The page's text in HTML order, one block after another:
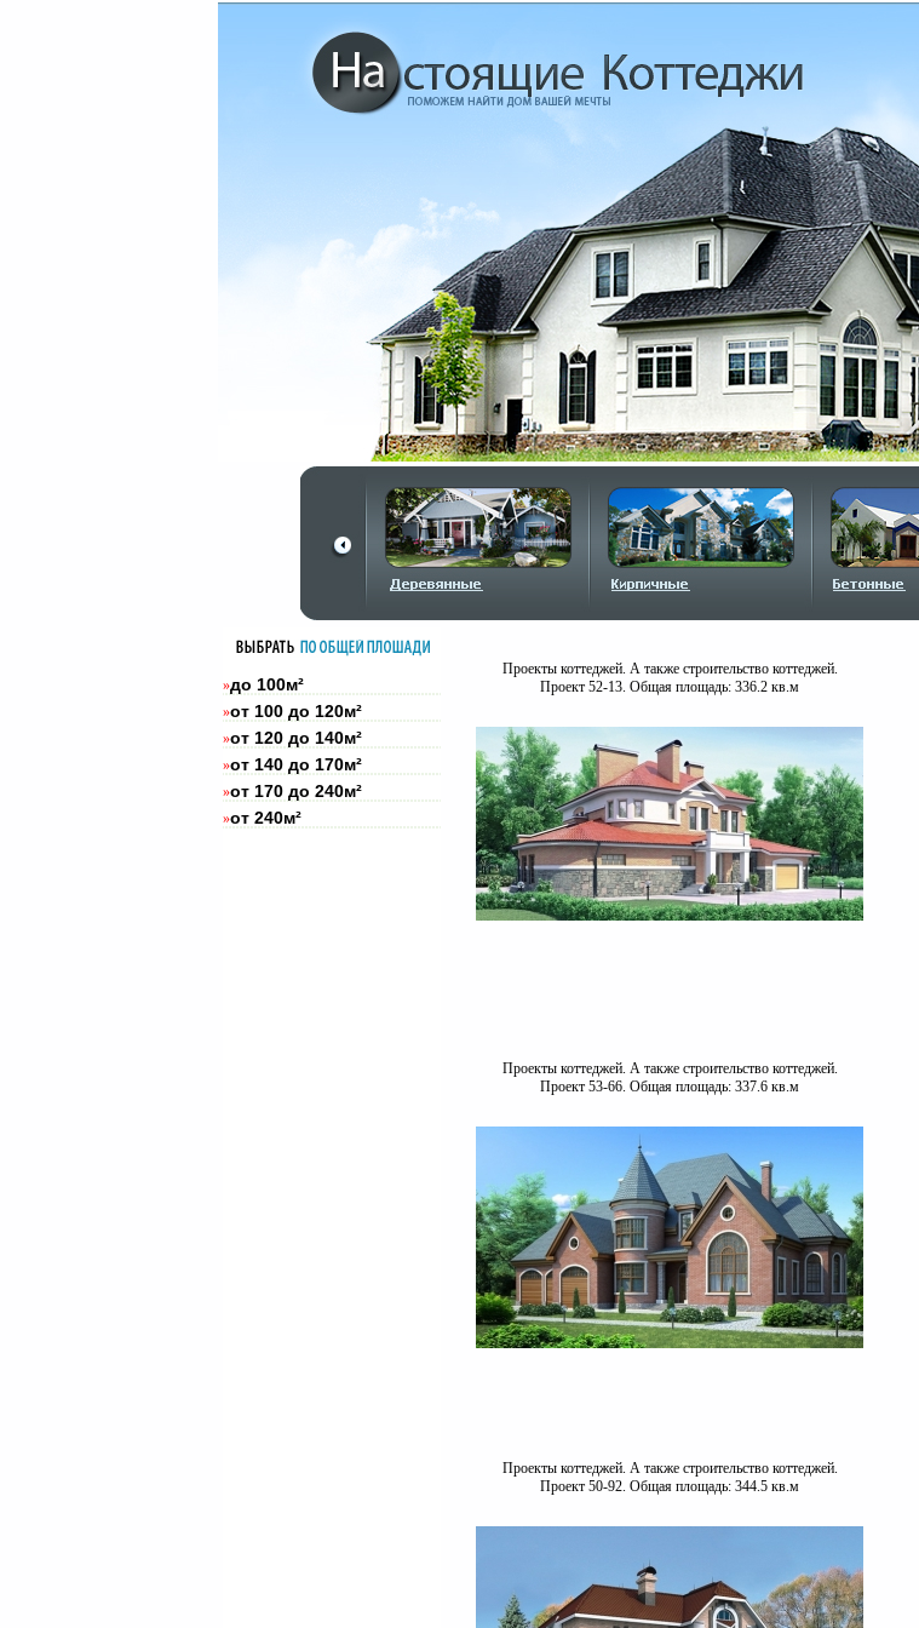
»до 100м²
»от 100 до 120м²
»от 120 до 140м²
»от 140 до 170м²
»от 170 до 240м²
»от 240м²
Проекты коттеджей. А также строительство коттеджей.
Проект 52-13. Общая площадь: 336.2 кв.м
Проекты коттеджей. А также строительство коттеджей.
Проект 53-66. Общая площадь: 337.6 кв.м
Проекты коттеджей. А также строительство коттеджей.
Проект 50-92. Общая площадь: 344.5 кв.м